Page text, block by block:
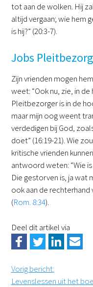
tot aan de wolken. Hij
altijd vergaan; wie hem
is hij?” (20:3-7).
Jobs
Zijn vrienden mogen
weet: “Ook nu, zie, in
Pleitbezorger is in de
maar mijn oog weent
verdedigen bij God,
doet” (16:19-21). Wie
kritische vrienden
antwoord weten: “Wie
Die gestorven is, ja wat
ook aan de rechterhand
(Rom. 8:34).
Deel dit artikel via
Vorig bericht:
Levenslessen uit het